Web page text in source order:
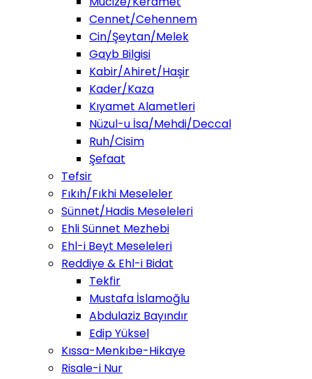
Cennet/Cehennem
Cin/Şeytan/Melek
Gayb Bilgisi
Kabir/Ahiret/Haşir
Kader/Kaza
Kıyamet Alametleri
Nüzul-u İsa/Mehdi/Deccal
Ruh/Cisim
Şefaat
Tefsir
Fıkıh/Fıkhi Meseleler
Sünnet/Hadis Meseleleri
Ehli Sünnet Mezhebi
Ehl-i Beyt Meseleleri
Reddiye & Ehl-i Bidat
Tekfir
Mustafa İslamoğlu
Abdulaziz Bayındır
Edip Yüksel
Kıssa-Menkıbe-Hikaye
Risale-i Nur